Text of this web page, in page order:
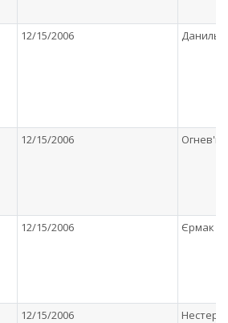
12/15/2006
12/15/2006
12/15/2006 Єрмак
12/15/2006